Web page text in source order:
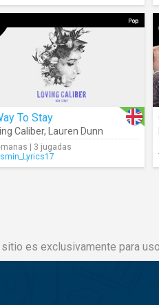
To Stay
Caliber, Lauren Dunn
| 3 jugadas
es exclusivamente para